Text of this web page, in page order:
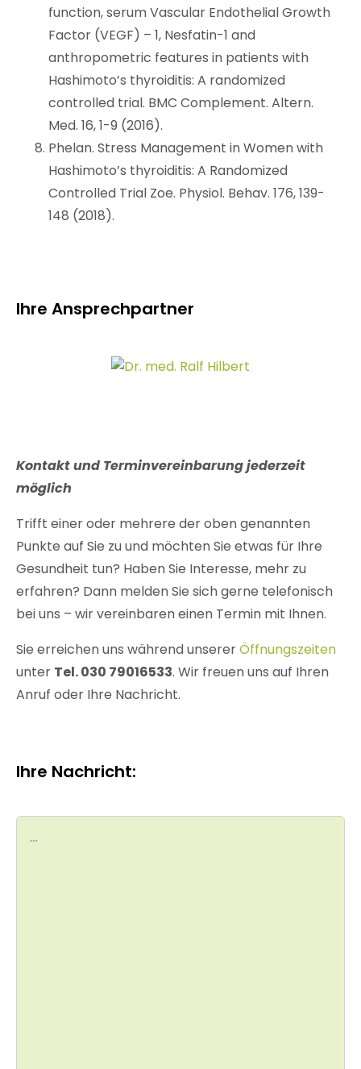
function, serum Vascular Endothelial Growth
Factor (VEGF) – 1, Nesfatin-1 and
anthropometric features in patients with
Hashimoto’s thyroiditis: A randomized
controlled trial. BMC Complement. Altern.
Med. 16, 1-9 (2016).
Phelan. Stress Management in Women with
Hashimoto’s thyroiditis: A Randomized
Controlled Trial Zoe. Physiol. Behav. 176, 139-
148 (2018).
Ihre Ansprechpartner
Kontakt und Terminvereinbarung jederzeit
möglich
Trifft einer oder mehrere der oben genannten
Punkte auf Sie zu und möchten Sie etwas für Ihre
Gesundheit tun? Haben Sie Interesse, mehr zu
erfahren? Dann melden Sie sich gerne telefonisch
bei uns – wir vereinbaren einen Termin mit Ihnen.
Sie erreichen uns während unsererÖffnungszeiten
unter Tel. 030 79016533. Wir freuen uns auf Ihren
Anruf oder Ihre Nachricht.
Ihre Nachricht: